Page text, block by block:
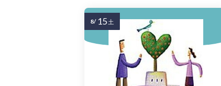
8/ 15土